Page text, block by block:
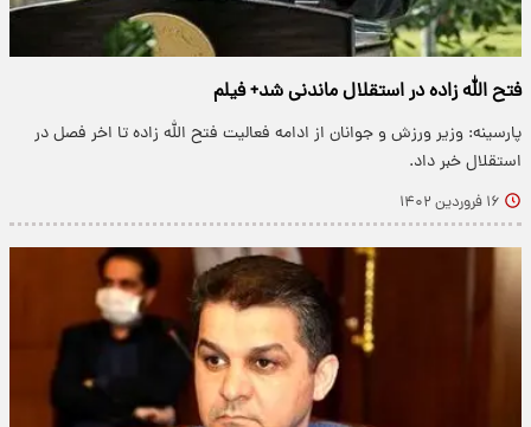
فتح الله زاده در استقلال ماندنی شد+ فیلم
پارسینه: وزیر ورزش و جوانان از ادامه فعالیت فتح الله زاده تا اخر فصل در
استقلال خبر داد.
۱۶ فروردین ۱۴۰۲